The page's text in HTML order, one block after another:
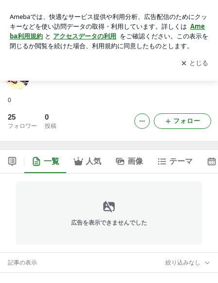
アプリをダウンロードして ブログの更新通知
を受け取りまし
ょう。
開く
0
25
フォロワー
0
投稿
フォロー
一覧 人気 画像 テーマ
広告を表示できませんでした
記事の表示 絞り込みなし